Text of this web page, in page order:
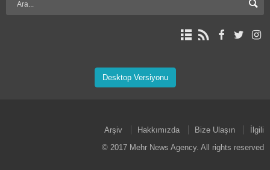
Desktop Versiyonu
Arşiv Hakkımızda Bize Ulaşın
İlgili
© 2017 Mehr News Agency. All rights reserved